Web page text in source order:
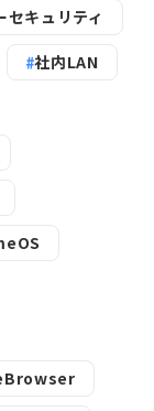
セキュリティ
社内LAN